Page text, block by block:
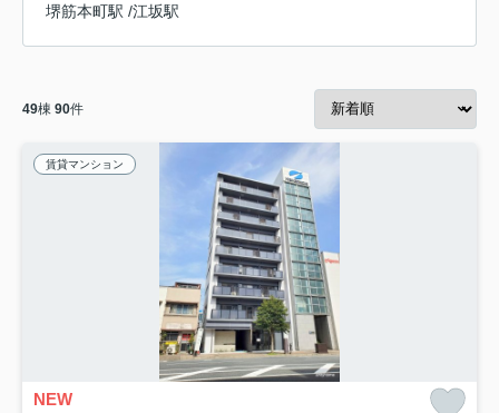
堺筋本町駅 /江坂駅
49棟 90件
賃貸マンション
NEW